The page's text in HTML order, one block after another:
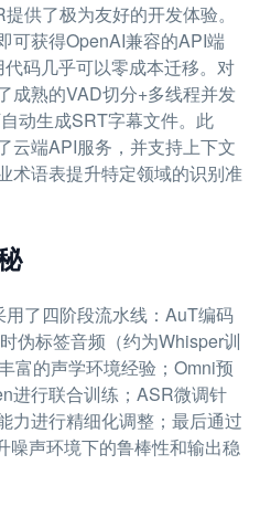
供了极为友好的开发体验。
可获得OpenAI兼容的API端
码几乎可以零成本迁移。对
成熟的VAD切分+多线程并发
动生成SRT字幕文件。此
云端API服务，并支持上下文
术语表提升特定领域的识别准
了四阶段流水线：AuT编码
伪标签音频（约为Whisper训
富的声学环境经验；Omni预
进行联合训练；ASR微调针
力进行精细化调整；最后通过
噪声环境下的鲁棒性和输出稳